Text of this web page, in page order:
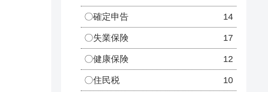
〇確定申告 14
〇失業保険 17
〇健康保険 12
〇住民税 10